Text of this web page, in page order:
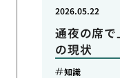
通夜の席
の現状
2026.05.22
知識